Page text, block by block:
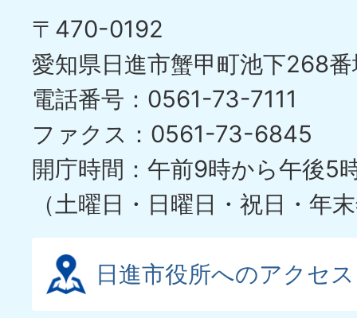
〒470-0192
愛知県日進市蟹甲町池下268
電話番号：0561-73-7111
ファクス：0561-73-6845
開庁時間：午前9時から午後5
（土曜日・日曜日・祝日・年
日進市役所へのアクセス